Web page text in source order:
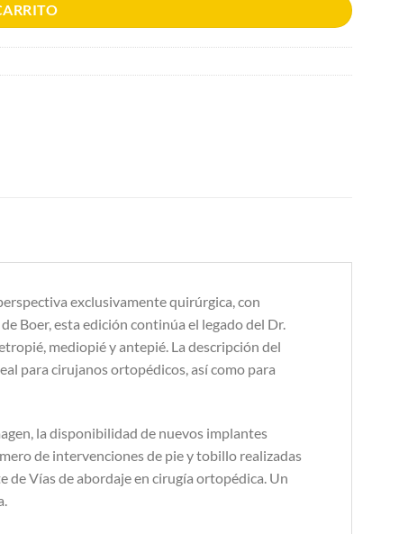
exclusivamente quirúrgica, con
Boer, esta edición continúa el legado del Dr.
mediopié y antepié. La descripción del
para cirujanos ortopédicos, así como para
la disponibilidad de nuevos implantes
de intervenciones de pie y tobillo realizadas
de Vías de abordaje en cirugía ortopédica. Un